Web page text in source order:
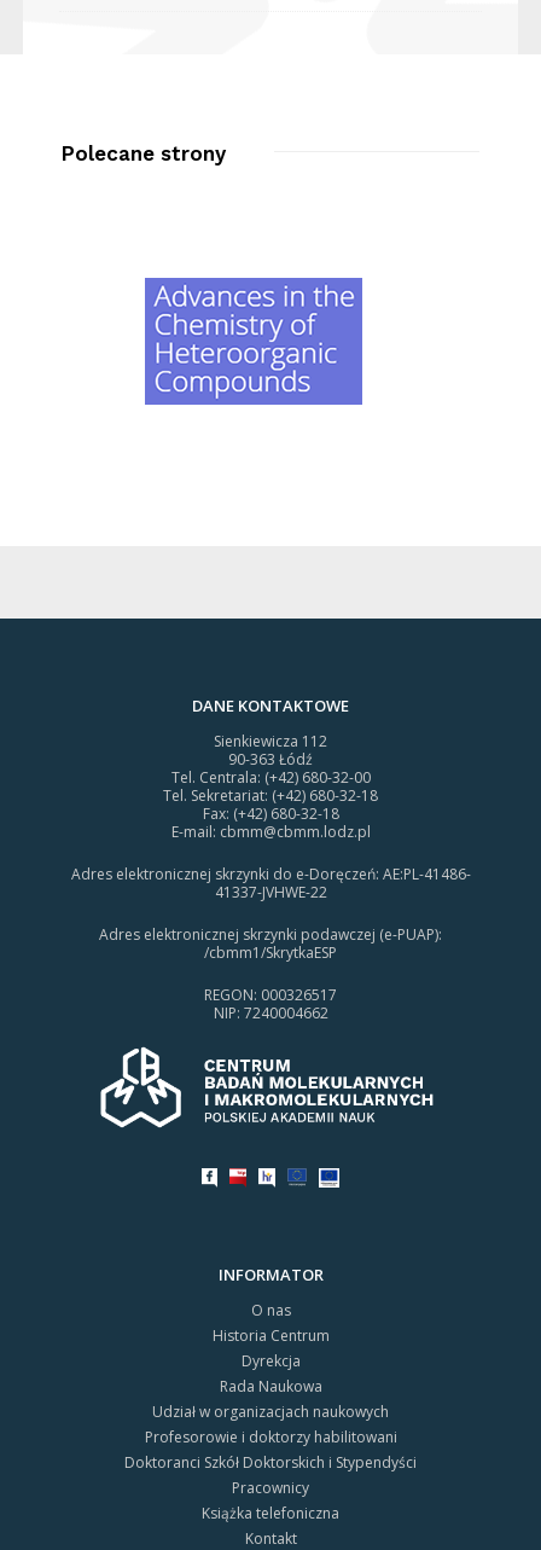
Polecane strony
DANE KONTAKTOWE
Sienkiewicza 112
90-363 Łódź
Tel. Centrala: (+42) 680-32-00
Tel. Sekretariat: (+42) 680-32-18
Fax: (+42) 680-32-18
E-mail: cbmm@cbmm.lodz.pl
Adres elektronicznej skrzynki do e-Doręczeń: AE:PL-41486-
41337-JVHWE-22
Adres elektronicznej skrzynki podawczej (e-PUAP):
/cbmm1/SkrytkaESP
REGON: 000326517
NIP: 7240004662
INFORMATOR
O nas
Historia Centrum
Dyrekcja
Rada Naukowa
Udział w organizacjach naukowych
Profesorowie i doktorzy habilitowani
Doktoranci Szkół Doktorskich i Stypendyści
Pracownicy
Książka telefoniczna
Kontakt